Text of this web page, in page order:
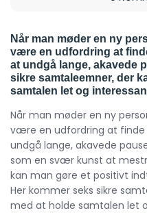
Når man møder en ny
være en udfordring at
at undgå lange, akavede
sikre samtaleemner, der
samtalen let og
Når man møder en ny
være en udfordring at
undgå lange, akavede
som en svær kunst at
kan man gøre et positivt
Her kommer seks sikre
med at holde samtalen let